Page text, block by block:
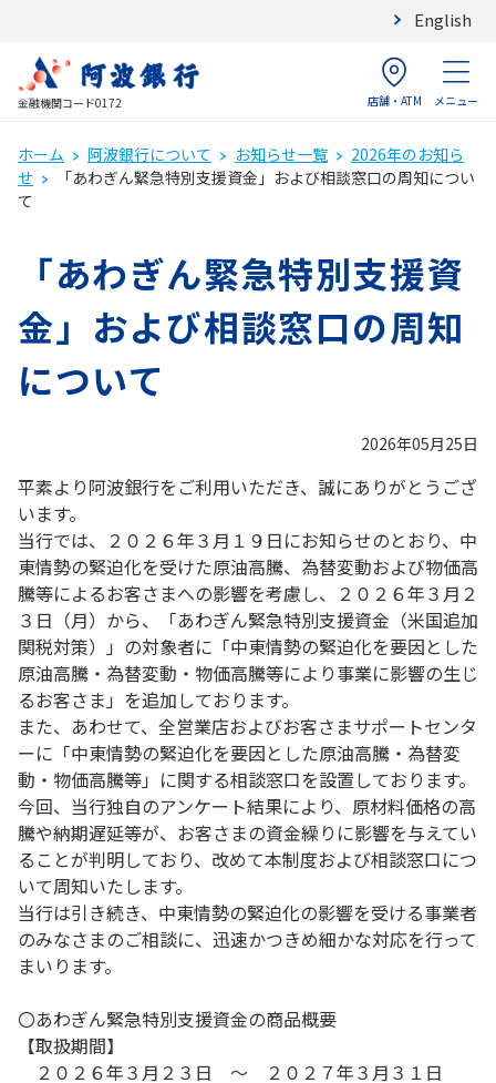
English
金融機関コード0172 店舗・ATM メニュー
ホーム 阿波銀行について お知らせ一覧
2026年のお知ら
せ
「あわぎん緊急特別支援資金」および相談窓口の周知につい
て
「あわぎん緊急特別支援資
金」および相談窓口の周知
について
2026年05月25日
平素より阿波銀行をご利用いただき、誠にありがとうござ
います。
当行では、２０２６年３月１９日にお知らせのとおり、中
東情勢の緊迫化を受けた原油高騰、為替変動および物価高
騰等によるお客さまへの影響を考慮し、２０２６年３月２
３日（月）から、「あわぎん緊急特別支援資金（米国追加
関税対策）」の対象者に「中東情勢の緊迫化を要因とした
原油高騰・為替変動・物価高騰等により事業に影響の生じ
るお客さま」を追加しております。
また、あわせて、全営業店およびお客さまサポートセンタ
ーに「中東情勢の緊迫化を要因とした原油高騰・為替変
動・物価高騰等」に関する相談窓口を設置しております。
今回、当行独自のアンケート結果により、原材料価格の高
騰や納期遅延等が、お客さまの資金繰りに影響を与えてい
ることが判明しており、改めて本制度および相談窓口につ
いて周知いたします。
当行は引き続き、中東情勢の緊迫化の影響を受ける事業者
のみなさまのご相談に、迅速かつきめ細かな対応を行って
まいります。
〇あわぎん緊急特別支援資金の商品概要
【取扱期間】
２０２６年３月２３日 ～ ２０２７年３月３１日